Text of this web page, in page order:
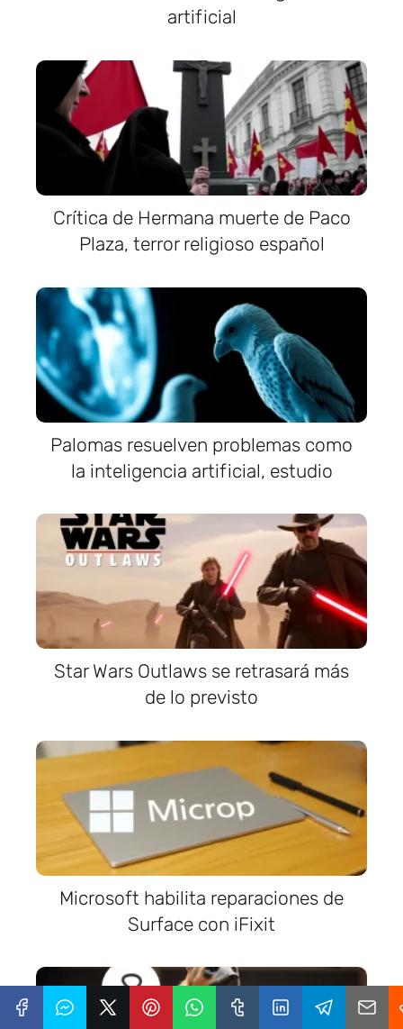
artificial
Crítica de Hermana muerte de Paco
Plaza, terror religioso español
Palomas resuelven problemas como
la inteligencia artificial, estudio
Star Wars Outlaws se retrasará más
de lo previsto
Microsoft habilita reparaciones de
Surface con iFixit